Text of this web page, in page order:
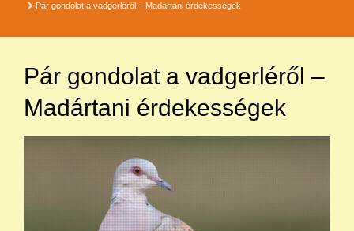
Pár gondolat a vadgerléről – Madártani érdekességek
Pár gondolat a vadgerléről –
Madártani érdekességek